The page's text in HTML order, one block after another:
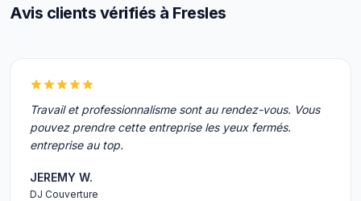
Avis clients vérifiés à Fresles
Travail et professionnalisme sont au rendez-vous. Vous
pouvez prendre cette entreprise les yeux fermés.
entreprise au top.
JEREMY W.
DJ Couverture